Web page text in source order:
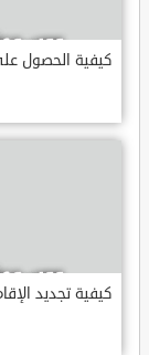
كيفية الحصول على
كيفية تجديد